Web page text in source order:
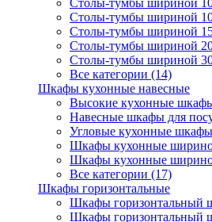
Столы-тумбы шириной
Столы-тумбы шириной
Столы-тумбы шириной
Столы-тумбы шириной
Столы-тумбы шириной
Все категории (14)
Шкафы кухонные навесные
Высокие кухонные
Навесные шкафы для
Угловые кухонные шкафы
Шкафы кухонные
Шкафы кухонные
Все категории (17)
Шкафы горизонтальные
Шкафы горизонтальный
Шкафы горизонтальный